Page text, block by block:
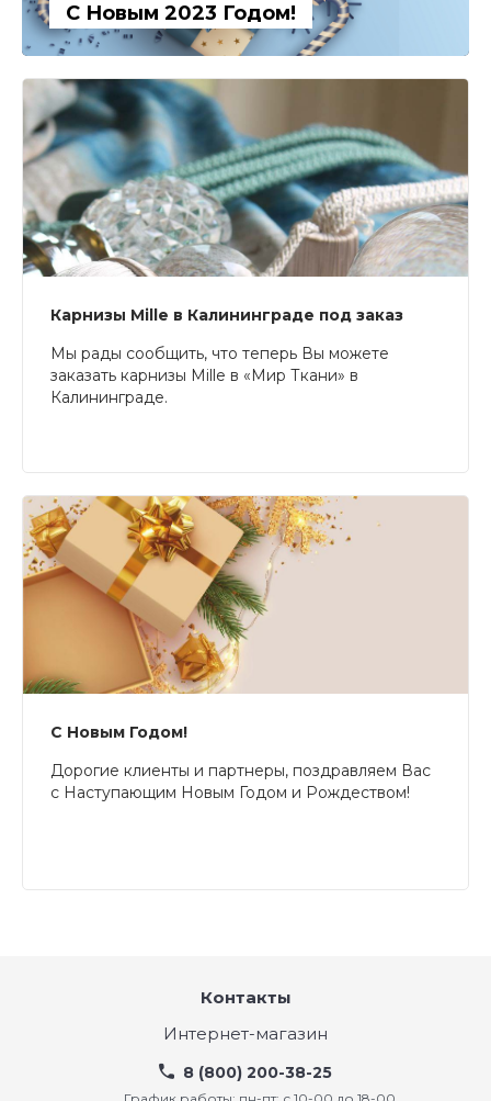
С Новым 2023 Годом!
Карнизы Mille в Калининграде под заказ
Мы рады сообщить, что теперь Вы можете
заказать карнизы Mille в «Мир Ткани» в
Калининграде.
С Новым Годом!
Дорогие клиенты и партнеры, поздравляем Вас
с Наступающим Новым Годом и Рождеством!
Контакты
Интернет-магазин
8 (800) 200-38-25